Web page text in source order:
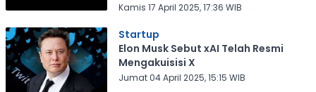
Kamis 17 April 2025, 17:36 WIB
Startup
Elon Musk Sebut xAI Telah Resmi
Mengakuisisi X
Jumat 04 April 2025, 15:15 WIB